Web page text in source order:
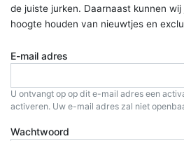
de juiste jurken. Daarnaast kunnen
hoogte houden van nieuwtjes en
E-mail adres
U ontvangt op op dit e-mail adres een
activeren. Uw e-mail adres zal niet
Wachtwoord